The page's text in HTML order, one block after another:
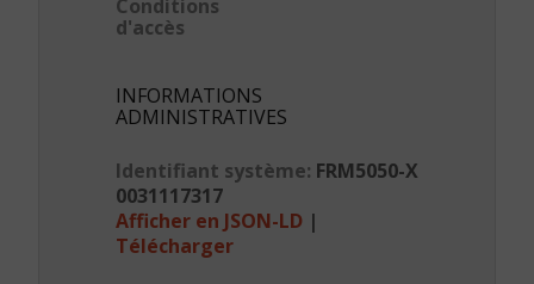
Conditions
d'accès
INFORMATIONS
ADMINISTRATIVES
Identifiant système: FRM5050-X
0031117317
Afficher en JSON-LD |
Télécharger